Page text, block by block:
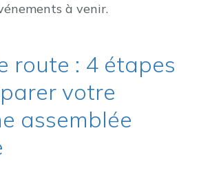
à venir.
route : 4 étapes
votre
assemblée